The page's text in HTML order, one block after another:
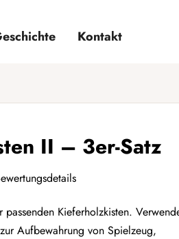
Kontakt
II – 3er-Satz
Kieferholzkisten.
Aufbewahrung von Spielzeug,